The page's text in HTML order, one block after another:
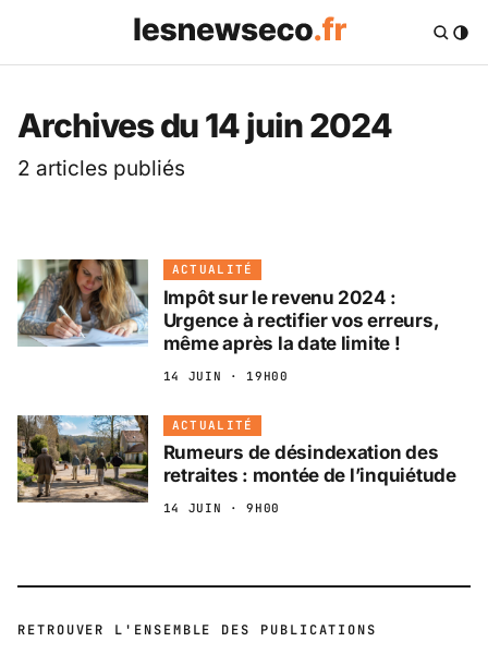
Les News Eco .fr —
Archives du 14 juin 2024
2 articles publiés
ACTUALITÉ
Impôt sur le revenu 2024 :
Urgence à rectifier vos erreurs,
même après la date limite !
14 JUIN · 19H00
ACTUALITÉ
Rumeurs de désindexation des
retraites : montée de l’inquiétude
14 JUIN · 9H00
RETROUVER L'ENSEMBLE DES PUBLICATIONS